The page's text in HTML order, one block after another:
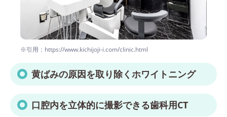
※引用：https://www.kichijoji-i.com/clinic.html
黄ばみの原因を取り除くホワイトニング
口腔内を立体的に撮影できる歯科用CT